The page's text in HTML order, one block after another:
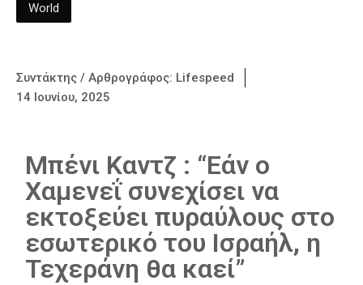
World
Συντάκτης / Αρθρογράφος: Lifespeed
14 Ιουνίου, 2025
Μπένι Καντζ : “Εάν ο
Χαμενεΐ συνεχίσει να
εκτοξεύει πυραύλους στο
εσωτερικό του Ισραήλ, η
Τεχεράνη θα καεί”